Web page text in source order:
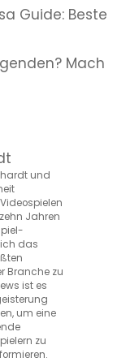
Guide: Beste
Mach
und
Jahren
das
Branche zu
ist es
um eine
zu